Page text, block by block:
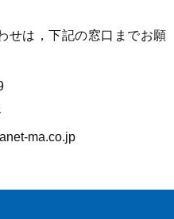
せは，下記の窓口までお願
ma.co.jp